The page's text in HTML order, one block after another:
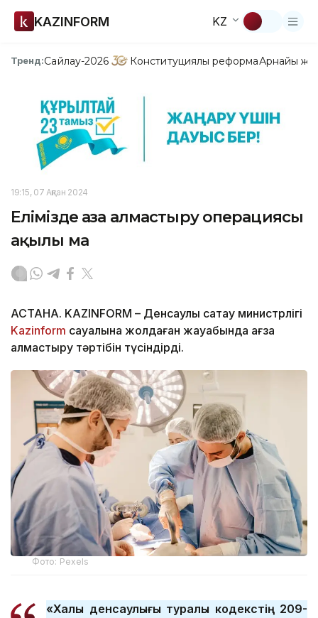
KAZINFORM KZ
Тренд:Сайлау-2026 Конституциялық реформаАрнайы
19:15, 07 Ақпан 2024
Елімізде ағза алмастыру операциясы
ақылы ма
АСТАНА. KAZINFORM – Денсаулық сақтау министрлігі
Kazinform сауалына жолдаған жауабында ағза
алмастыру тәртібін түсіндірді.
Фото: Pexels
«Халық денсаулығы туралы кодекстің 209-